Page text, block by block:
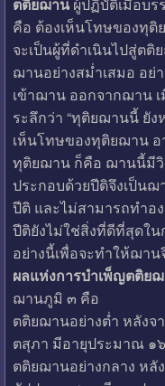
ตติยฌานผู้ปฏิบัติเมื่อบ
คือ ต้องเห็นโทษของทุ
จะเป็นผู้ที่ดำเนินไปสู่ต
ฌานอย่างสม่ำเสมอ อย่
เข้าฌาน ออกจากฌาน
ระลึกว่า “ทุติยฌานนี้ ยั
เห็นโทษของทุติยฌาน
ทุติยฌาน ก็คือ ฌานนี้มีวิ
ประกอบด้วยปีติจึงเป็นฌ
ปีติ และไม่สามารถทำอ
ปีติยังไม่ใช่สิ่งที่ดีที่สุดใ
อย่างนี้เพื่อจะทำให้ฌา
ผลแห่งการบำเพ็ญตติย
ฌานภูมิ ๓ คือ
ตติยฌานอย่างต่ำ หลังจ
ตสุภา มีอายุประมาณ ๑
ตติยฌานอย่างกลาง หลั